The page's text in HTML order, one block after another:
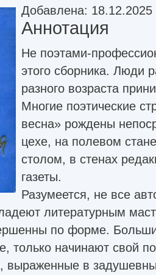
Добавлена: 18.12.2025
Аннотация
Не поэтами-
этого сборника. Люди
разного возраста
Многие поэтические
весна» рождены
цехе, на полевом
столом, в стенах
газеты.
Разумеется, не все
литературным
по форме.
только начинают свой
выраженные в